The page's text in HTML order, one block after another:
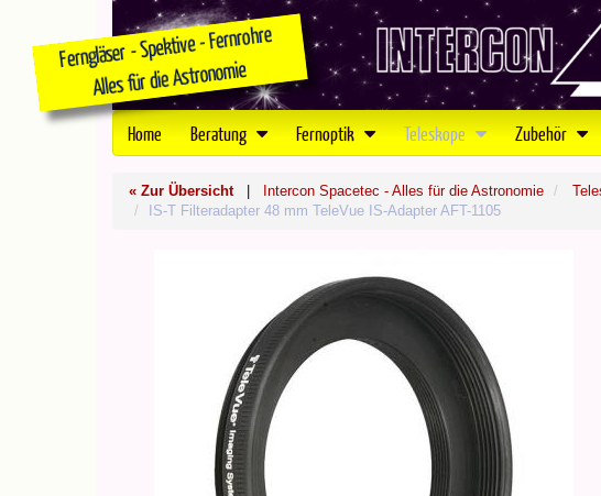
Home Beratung Fernoptik Teleskope Zubehör
« Zur Übersicht| Intercon Spacetec - Alles für die Astronomie
IS-T Filteradapter 48 mm TeleVue IS-Adapter AFT-1105